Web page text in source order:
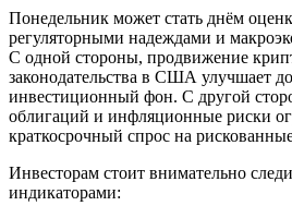
Понедельник может стать днём
регуляторными надеждами и
С одной стороны, продвижение
законодательства в США улучшает
инвестиционный фон. С другой
облигаций и инфляционные риски
краткосрочный спрос на
Инвесторам стоит внимательно
индикаторами: